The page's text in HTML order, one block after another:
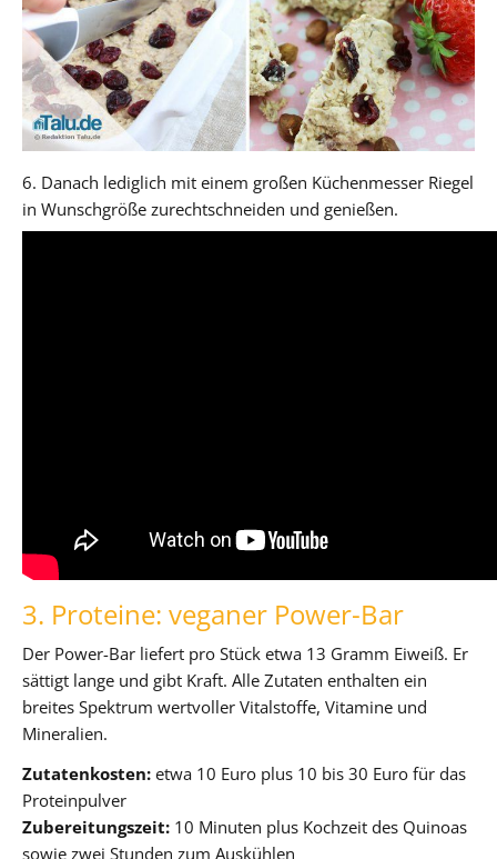
6. Danach lediglich mit einem großen Küchenmesser Riegel
in Wunschgröße zurechtschneiden und genießen.
3. Proteine: veganer Power-Bar
Der Power-Bar liefert pro Stück etwa 13 Gramm Eiweiß. Er
sättigt lange und gibt Kraft. Alle Zutaten enthalten ein
breites Spektrum wertvoller Vitalstoffe, Vitamine und
Mineralien.
Zutatenkosten: etwa 10 Euro plus 10 bis 30 Euro für das
Proteinpulver
Zubereitungszeit: 10 Minuten plus Kochzeit des Quinoas
sowie zwei Stunden zum Auskühlen